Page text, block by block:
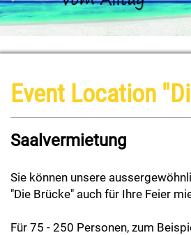
Event Location
Saalvermietung
Sie können unsere
"Die Brücke" auch für Ihre Feier
Für 75 - 250 Personen, zum